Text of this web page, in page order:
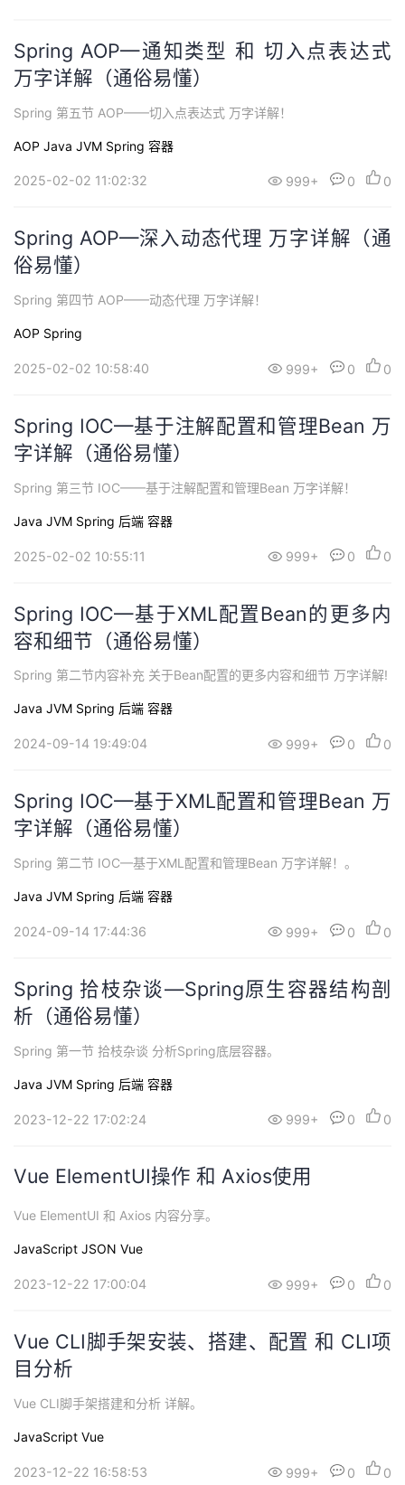
Spring AOP—通知类型 和 切入点表达式
万字详解（通俗易懂）
Spring 第五节 AOP——切入点表达式 万字详解！
AOP Java JVM Spring 容器
2025-02-02 11:02:32 999+ 0 0
Spring AOP—深入动态代理 万字详解（通
俗易懂）
Spring 第四节 AOP——动态代理 万字详解！
AOP Spring
2025-02-02 10:58:40 999+ 0 0
Spring IOC—基于注解配置和管理Bean 万
字详解（通俗易懂）
Spring 第三节 IOC——基于注解配置和管理Bean 万字详解！
Java JVM Spring 后端 容器
2025-02-02 10:55:11 999+ 0 0
Spring IOC—基于XML配置Bean的更多内
容和细节（通俗易懂）
Spring 第二节内容补充 关于Bean配置的更多内容和细节 万字详解!
Java JVM Spring 后端 容器
2024-09-14 19:49:04 999+ 0 0
Spring IOC—基于XML配置和管理Bean 万
字详解（通俗易懂）
Spring 第二节 IOC—基于XML配置和管理Bean 万字详解！。
Java JVM Spring 后端 容器
2024-09-14 17:44:36 999+ 0 0
Spring 拾枝杂谈—Spring原生容器结构剖
析（通俗易懂）
Spring 第一节 拾枝杂谈 分析Spring底层容器。
Java JVM Spring 后端 容器
2023-12-22 17:02:24 999+ 0 0
Vue ElementUI操作 和 Axios使用
Vue ElementUI 和 Axios 内容分享。
JavaScript JSON Vue
2023-12-22 17:00:04 999+ 0 0
Vue CLI脚手架安装、搭建、配置 和 CLI项
目分析
Vue CLI脚手架搭建和分析 详解。
JavaScript Vue
2023-12-22 16:58:53 999+ 0 0